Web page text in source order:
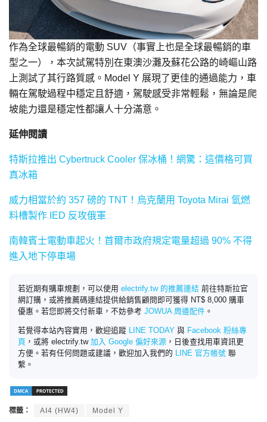
作為全球最暢銷的電動 SUV（事實上也是全球最暢銷的車
型之一），本次試駕特別在東澳沙灘及蘇花公路的崎嶇山路
上測試了其行路質感。Model Y 展現了更佳的通過能力，車
輛在駕駛過程中穩定且舒適，駕駛感受非常輕鬆，無論是爬
坡能力還是穩定性都讓人十分滿意。
延伸閱讀
特斯拉推出 Cybertruck Cooler 保冰桶！網驚：這價格可買
真冰箱
威力相當於約 357 磅的 TNT！烏克蘭用 Toyota Mirai 氫燃
料槽製作 IED 反攻俄軍
南韓賓士電動車起火！首爾市政府規定電量超過 90% 不得
進入地下停車場
若近期有購車規劃，可以使用 electrify.tw 的推薦連結 前往特斯拉官
網訂購，或將推薦碼連結提供給銷售顧問即可獲得 NT$ 8,000 購車
優惠。若您即將交付新車，不妨參考 JOWUA 周邊配件 。
若覺得本站內容實用，歡迎追蹤 LINE TODAY 與 Facebook 粉絲專
頁 ，或將 electrify.tw 加入 Google 偏好來源 ，日後查找用車資訊更
方便。若有任何問題或建議，歡迎加入我們的
LINE 官方帳號 聯
繫。
標籤： AI4 (HW4) Model Y